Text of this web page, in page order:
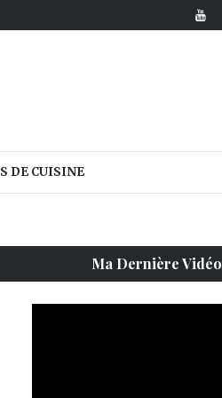
DE CUISINE
Ma Dernière Vidéo